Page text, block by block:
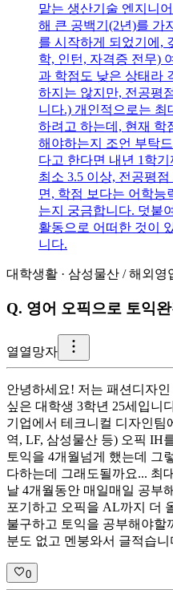
맡는 생산기술 엔지니
해 큰 공백기(2년)를 가
를 시작하게 되었기에,
학, 인턴, 자격증 전무)
과 학점도 낮은 상태라
하지는 않지만, 전공평
니다.) 개인적으로는 최
하려고 하는데, 현재 학
해야하는지 조언 부탁
다고 한다면 내년 1학
최소 3.5 이상, 전공평
면, 학점 보다는 어학능
는지 궁금합니다. 덧붙
활동으로 어떠한 것이
니다.
대학생활 · 삼성물산 /해외영
Q. 영어 오픽으로 토익
열열망자
안녕하세요! 저는 패션디자
싶은 대학생 3학년 25세입니
기업에서 테크니컬 디자인팀
역, LF, 삼성물산 등) 오픽 IH
토익을 4개월넘게 했는데 그
다하는데 그래도될까요... 최
날 4개월동안 매일매일 공부
포기하고 오픽을 AL까지 더
불구하고 토익을 공부해야할
분도 없고 멘붕와서 글적습니
0